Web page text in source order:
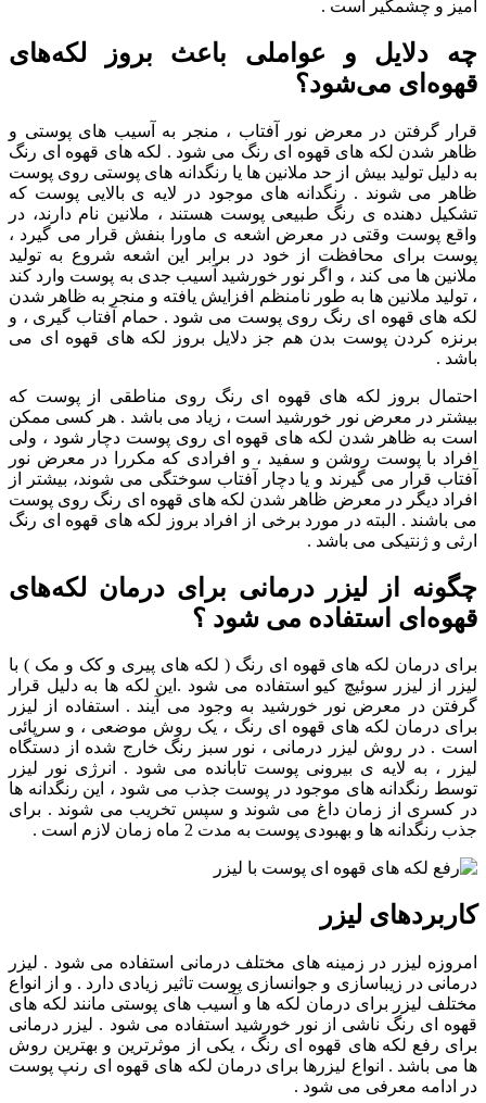
آمیز و چشمگیر است .
چه دلایل و عواملی باعث بروز لکه‌های
قهوه‌ای می‌شود؟
قرار گرفتن در معرض نور آفتاب ، منجر به آسیب های پوستی و
ظاهر شدن لکه های قهوه ای رنگ می شود . لکه های قهوه ای رنگ
به دلیل تولید بیش از حد ملانین ها یا رنگدانه های پوستی روی پوست
ظاهر می شوند . رنگدانه های موجود در لایه ی بالایی پوست که
تشکیل دهنده ی رنگ طبیعی پوست هستند ، ملانین نام دارند، در
واقع پوست وقتی در معرض اشعه ی ماورا بنفش قرار می گیرد ،
پوست برای محافظت از خود در برابر این اشعه شروع به تولید
ملانین ها می کند ، و اگر نور خورشید آسیب جدی به پوست وارد کند
، تولید ملانین ها به طور نامنظم افزایش یافته و منجر به ظاهر شدن
لکه های قهوه ای رنگ روی پوست می شود . حمام آفتاب گیری ، و
برنزه کردن پوست بدن هم جز دلایل بروز لکه های قهوه ای می
باشد .
احتمال بروز لکه های قهوه ای رنگ روی مناطقی از پوست که
بیشتر در معرض نور خورشید است ، زیاد می باشد . هر کسی ممکن
است به ظاهر شدن لکه های قهوه ای روی پوست دچار شود ، ولی
افراد با پوست روشن و سفید ، و افرادی که مکررا در معرض نور
آفتاب قرار می گیرند و یا دچار آفتاب سوختگی می شوند، بیشتر از
افراد دیگر در معرض ظاهر شدن لکه های قهوه ای رنگ روی پوست
می باشند . البته در مورد برخی از افراد بروز لکه های قهوه ای رنگ
ارثی و ژنتیکی می باشد .
چگونه از لیزر درمانی برای درمان لکه‌های
قهوه‌ای استفاده می شود ؟
برای درمان لکه های قهوه ای رنگ ( لکه های پیری و کک و مک ) با
لیزر از لیزر سوئیچ کیو استفاده می شود .این لکه ها به دلیل قرار
گرفتن در معرض نور خورشید به وجود می آیند . استفاده از لیزر
برای درمان لکه های قهوه ای رنگ ، یک روش موضعی ، و سرپائی
است . در روش لیزر درمانی ، نور سبز رنگ خارج شده از دستگاه
لیزر ، به لایه ی بیرونی پوست تابانده می شود . انرژی نور لیزر
توسط رنگدانه های موجود در پوست جذب می شود ، این رنگدانه ها
در کسری از زمان داغ می شوند و سپس تخریب می شوند . برای
جذب رنگدانه ها و بهبودی پوست به مدت 2 ماه زمان لازم است .
کاربردهای لیزر
امروزه لیزر در زمینه های مختلف درمانی استفاده می شود . لیزر
درمانی در زیباسازی و جوانسازی پوست تاثیر زیادی دارد . و از انواع
مختلف لیزر برای درمان لکه ها و آسیب های پوستی مانند لکه های
قهوه ای رنگ ناشی از نور خورشید استفاده می شود . لیزر درمانی
برای رفع لکه های قهوه ای رنگ ، یکی از موثرترین و بهترین روش
ها می باشد . انواع لیزرها برای درمان لکه های قهوه ای رنپ پوست
در ادامه معرفی می شود .